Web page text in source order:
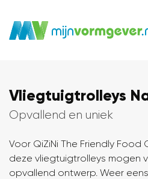
Vliegtuigtrolleys
Opvallend en uniek
Voor QiZiNi The Friendly
deze vliegtuigtrolleys mogen
opvallend ontwerp. Weer